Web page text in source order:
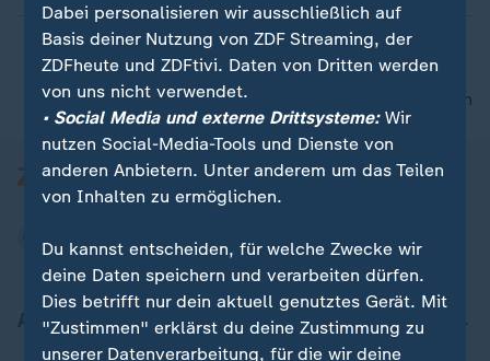
nach oben
Aktuell bei ZDFheute
Dabei personalisieren wir ausschließlich auf
Basis deiner Nutzung von ZDF Streaming, der
ZDFheute und ZDFtivi. Daten von Dritten werden
von uns nicht verwendet.
• Social Media und externe Drittsysteme:Wir
nutzen Social-Media-Tools und Dienste von
anderen Anbietern. Unter anderem um das Teilen
von Inhalten zu ermöglichen.
Du kannst entscheiden, für welche Zwecke wir
deine Daten speichern und verarbeiten dürfen.
Dies betrifft nur dein aktuell genutztes Gerät. Mit
"Zustimmen" erklärst du deine Zustimmung zu
unserer Datenverarbeitung, für die wir deine